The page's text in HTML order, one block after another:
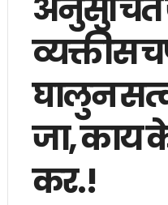
अनुसुचित
व्यक्तीस
घालुन
जा, काय
कर.!